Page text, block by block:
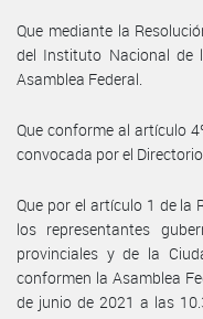
Que mediante la
del Instituto Nacional
Asamblea Federal.
Que conforme al artículo
convocada por el
Que por el artículo 1 de la
los representantes
provinciales y de la
conformen la Asamblea
de junio de 2021 a las